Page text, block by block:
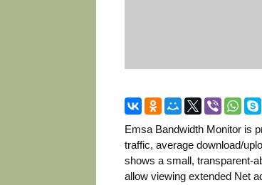
Emsa Bandwidth Monitor is
traffic, average download/
shows a small, transparent-
allow viewing extended Net